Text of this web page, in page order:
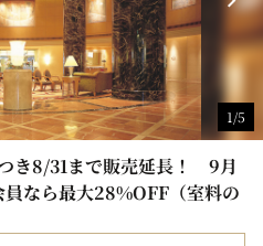
1/5
き8/31まで販売延長！ 9月
なら最大28%OFF（室料の